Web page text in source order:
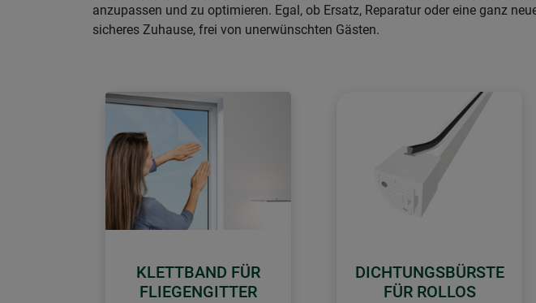
anzupassen und zu optimieren. Egal, ob Ersatz, Reparatur oder eine ganz
sicheres Zuhause, frei von unerwünschten Gästen.
KLETTBAND FÜR
FLIEGENGITTER
DICHTUNGSBÜRSTE
FÜR ROLLOS